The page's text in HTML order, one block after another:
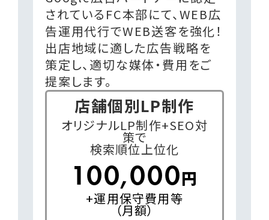
されているFC本部にて、WEB広
告運用代行でWEB送客を強化！
出店地域に適した広告戦略を
策定し、適切な媒体・費用をご
提案します。
店舗個別LP制作
オリジナルLP制作+SEO対
策で
検索順位上位化
100,000円
+運用保守費用等
（月額）